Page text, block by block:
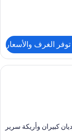
الغرف والأسعار
لا تسبب الحساسية
كبيران‫‬ وأريكة سرير